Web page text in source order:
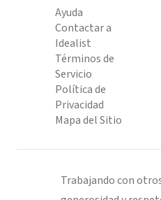
Ayuda
Contactar a
Idealist
Términos de
Servicio
Política de
Privacidad
Mapa del Sitio
Trabajando con